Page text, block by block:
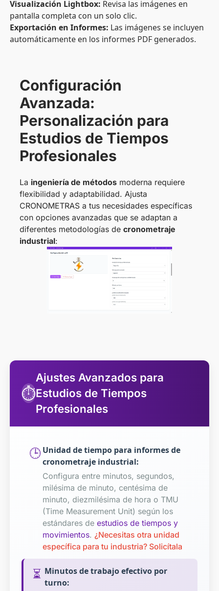
Visualización Lightbox: Revisa las imágenes en
pantalla completa con un solo clic.
Exportación en Informes: Las imágenes se incluyen
automáticamente en los informes PDF generados.
Configuración
Avanzada:
Personalización para
Estudios de Tiempos
Profesionales
La ingeniería de métodos moderna requiere
flexibilidad y adaptabilidad. Ajusta
CRONOMETRAS a tus necesidades específicas
con opciones avanzadas que se adaptan a
diferentes metodologías de cronometraje
industrial:
⏱️
Ajustes Avanzados para
Estudios de Tiempos
Profesionales
🕒 Unidad de tiempo para informes de
cronometraje industrial:
Configura entre minutos, segundos,
milésima de minuto, centésima de
minuto, diezmilésima de hora o TMU
(Time Measurement Unit) según los
estándares de estudios de tiempos y
movimientos. ¿Necesitas otra unidad
específica para tu industria? Solicítala
⏳ Minutos de trabajo efectivo por
turno: